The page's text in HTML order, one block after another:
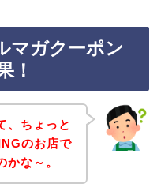
マガクーポン
！
、ちょっと
のお店で
な～。